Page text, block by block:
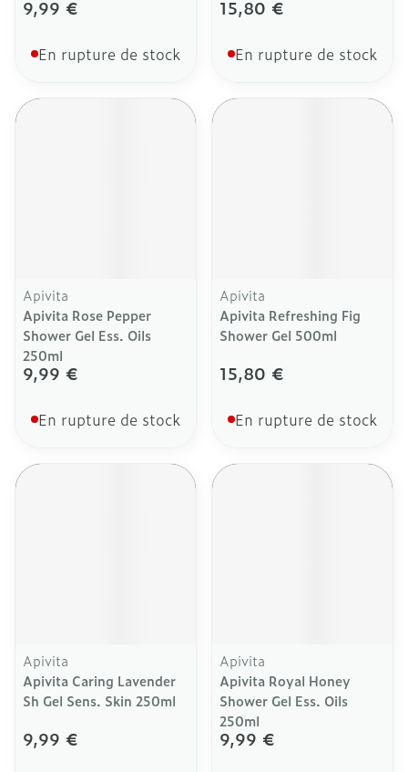
9,99 €
En rupture de stock
15,80 €
En rupture de stock
Apivita
Apivita Rose Pepper
Shower Gel Ess. Oils
250ml
9,99 €
En rupture de stock
Apivita
Apivita Refreshing Fig
Shower Gel 500ml
15,80 €
En rupture de stock
Apivita
Apivita Caring Lavender
Sh Gel Sens. Skin 250ml
9,99 €
Apivita
Apivita Royal Honey
Shower Gel Ess. Oils
250ml
9,99 €